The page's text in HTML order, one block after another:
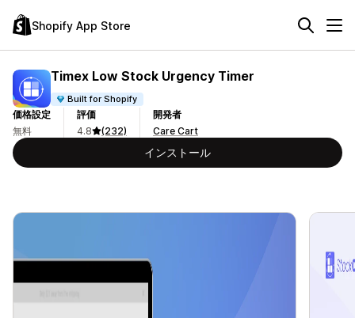
Shopify App Store
Timex Low Stock Urgency Timer
Built for Shopify
価格設定
無料
評価
4.8
(232)
開発者
Care Cart
インストール